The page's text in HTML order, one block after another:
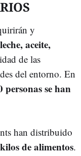
y
leche, aceite,
de las
del entorno. En
personas se han
han distribuido
de alimentos.